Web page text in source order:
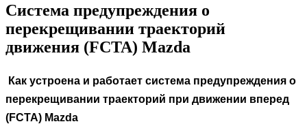
Система предупреждения о
перекрещивании траекторий
движения (FCTA) Mazda
Как устроена и работает система предупреждения о
перекрещивании траекторий при движении вперед
(FCTA) Mazda